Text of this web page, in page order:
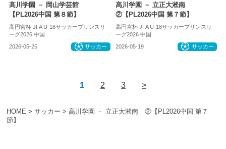
HOME > サッカー > 高川学園 － 立正大淞南 ②【PL2026中国 第７
節】
高川学園 － 岡山学芸館
【PL2026中国 第８節】
高円宮杯 JFA U-18サッカープリンスリ
ーグ2026 中国
2026-05-25 サッカー
高川学園 － 立正大淞南
②【PL2026中国 第７節】
高円宮杯 JFA U-18サッカープリンスリ
ーグ2026 中国
2026-05-19 サッカー
1 2 3 >